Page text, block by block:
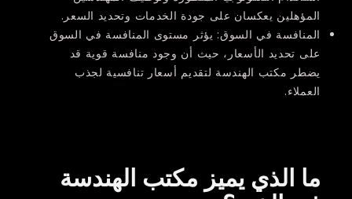
المؤهلين يعكسان على جودة الخدمات وتحديد السعر.
المنافسة في السوق: يؤثر مستوى المنافسة في السوق
على تحديد الأسعار، حيث أن وجود منافسة قوية قد
يضطر مكتب الهندسة لتقديم أسعار تنافسية لجذب
العملاء.
ما الذي يميز مكتب الهندسة